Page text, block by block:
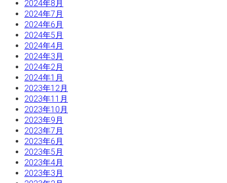
2024年8月
2024年7月
2024年6月
2024年5月
2024年4月
2024年3月
2024年2月
2024年1月
2023年12月
2023年11月
2023年10月
2023年9月
2023年7月
2023年6月
2023年5月
2023年4月
2023年3月